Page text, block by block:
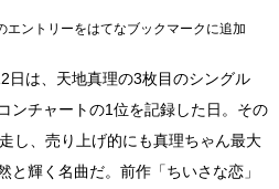
日は、天地真理の3枚目のシングル
ンチャートの1位を記録した日。その
し、売り上げ的にも真理ちゃん最大
と輝く名曲だ。前作「ちいさな恋」